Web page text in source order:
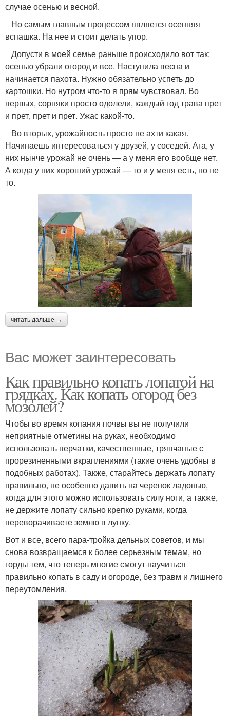
случае осенью и весной.
Но самым главным процессом является осенняя
вспашка. На нее и стоит делать упор.
Допусти в моей семье раньше происходило вот так:
осенью убрали огород и все. Наступила весна и
начинается пахота. Нужно обязательно успеть до
картошки. Но нутром что-то я прям чувствовал. Во
первых, сорняки просто одолели, каждый год трава прет
и прет, прет и прет. Ужас какой-то.
Во вторых, урожайность просто не ахти какая.
Начинаешь интересоваться у друзей, у соседей. Ага, у
них нынче урожай не очень — а у меня его вообще нет.
А когда у них хороший урожай — то и у меня есть, но не
то.
читать дальше →
Вас может заинтересовать
Как правильно копать лопатой на
грядках. Как копать огород без
мозолей?
Чтобы во время копания почвы вы не получили
неприятные отметины на руках, необходимо
использовать перчатки, качественные, тряпчаные с
прорезиненными вкраплениями (такие очень удобны в
подобных работах). Также, старайтесь держать лопату
правильно, не особенно давить на черенок ладонью,
когда для этого можно использовать силу ноги, а также,
не держите лопату сильно крепко руками, когда
переворачиваете землю в лунку.
Вот и все, всего пара-тройка дельных советов, и мы
снова возвращаемся к более серьезным темам, но
горды тем, что теперь многие смогут научиться
правильно копать в саду и огороде, без травм и лишнего
переутомления.